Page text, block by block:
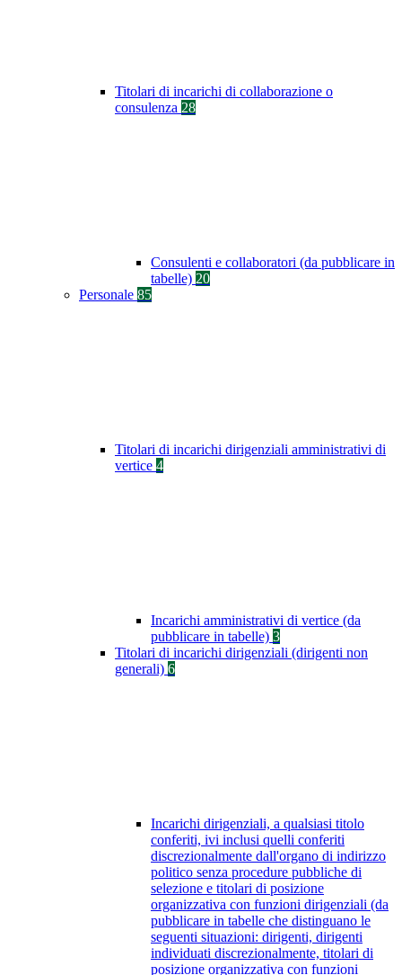
Titolari di incarichi di collaborazione o
consulenza 28
Consulenti e collaboratori (da pubblicare in
tabelle) 20
Personale 85
Titolari di incarichi dirigenziali amministrativi di
vertice 4
Incarichi amministrativi di vertice (da
pubblicare in tabelle) 3
Titolari di incarichi dirigenziali (dirigenti non
generali) 6
Incarichi dirigenziali, a qualsiasi titolo
conferiti, ivi inclusi quelli conferiti
discrezionalmente dall'organo di indirizzo
politico senza procedure pubbliche di
selezione e titolari di posizione
organizzativa con funzioni dirigenziali (da
pubblicare in tabelle che distinguano le
seguenti situazioni: dirigenti, dirigenti
individuati discrezionalmente, titolari di
posizione organizzativa con funzioni